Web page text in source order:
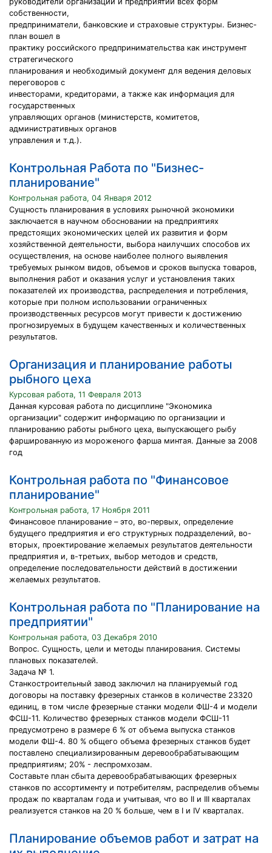
собственности,
предприниматели, банковские и страховые структуры. Бизнес-
план вошел в
практику российского предпринимательства как инструмент
стратегического
планирования и необходимый документ для ведения деловых
переговоров с
инвесторами, кредиторами, а также как информация для
государственных
управляющих органов (министерств, комитетов,
административных органов
управления и т.д.).
Контрольная Работа по "Бизнес-
планирование"
Контрольная работа, 04 Января 2012
Сущность планирования в условиях рыночной экономики
заключается в научном обосновании на предприятиях
предстоящих экономических целей их развития и форм
хозяйственной деятельности, выбора наилучших способов их
осуществления, на основе наиболее полного выявления
требуемых рынком видов, объемов и сроков выпуска товаров,
выполнения работ и оказания услуг и установления таких
показателей их производства, распределения и потребления,
которые при полном использовании ограниченных
производственных ресурсов могут привести к достижению
прогнозируемых в будущем качественных и количественных
результатов.
Организация и планирование работы
рыбного цеха
Курсовая работа, 11 Февраля 2013
Данная курсовая работа по дисциплине "Экономика
организации" содержит информацию по организации и
планированию работы рыбного цеха, выпускающего рыбу
фаршированную из мороженого фарша минтая. Данные за 2008
год
Контрольная работа по "Финансовое
планирование"
Контрольная работа, 17 Ноября 2011
Финансовое планирование – это, во-первых, определение
будущего предприятия и его структурных подразделений, во-
вторых, проектирование желаемых результатов деятельности
предприятия и, в-третьих, выбор методов и средств,
определение последовательности действий в достижении
желаемых результатов.
Контрольная работа по "Планирование на
предприятии"
Контрольная работа, 03 Декабря 2010
Вопрос. Сущность, цели и методы планирования. Системы
плановых показателей.
Задача № 1.
Станкостроительный завод заключил на планируемый год
договоры на поставку фрезерных станков в количестве 23320
единиц, в том числе фрезерные станки модели ФШ-4 и модели
ФСШ-11. Количество фрезерных станков модели ФСШ-11
предусмотрено в размере 6 % от объема выпуска станков
модели ФШ-4. 80 % общего объема фрезерных станков будет
поставлено специализированным деревообрабатывающим
предприятиям; 20% - леспромхозам.
Составьте план сбыта деревообрабатывающих фрезерных
станков по ассортименту и потребителям, распределив объемы
продаж по кварталам года и учитывая, что во II и III кварталах
реализуется станков на 20 % больше, чем в I и IV кварталах.
Планирование объемов работ и затрат на